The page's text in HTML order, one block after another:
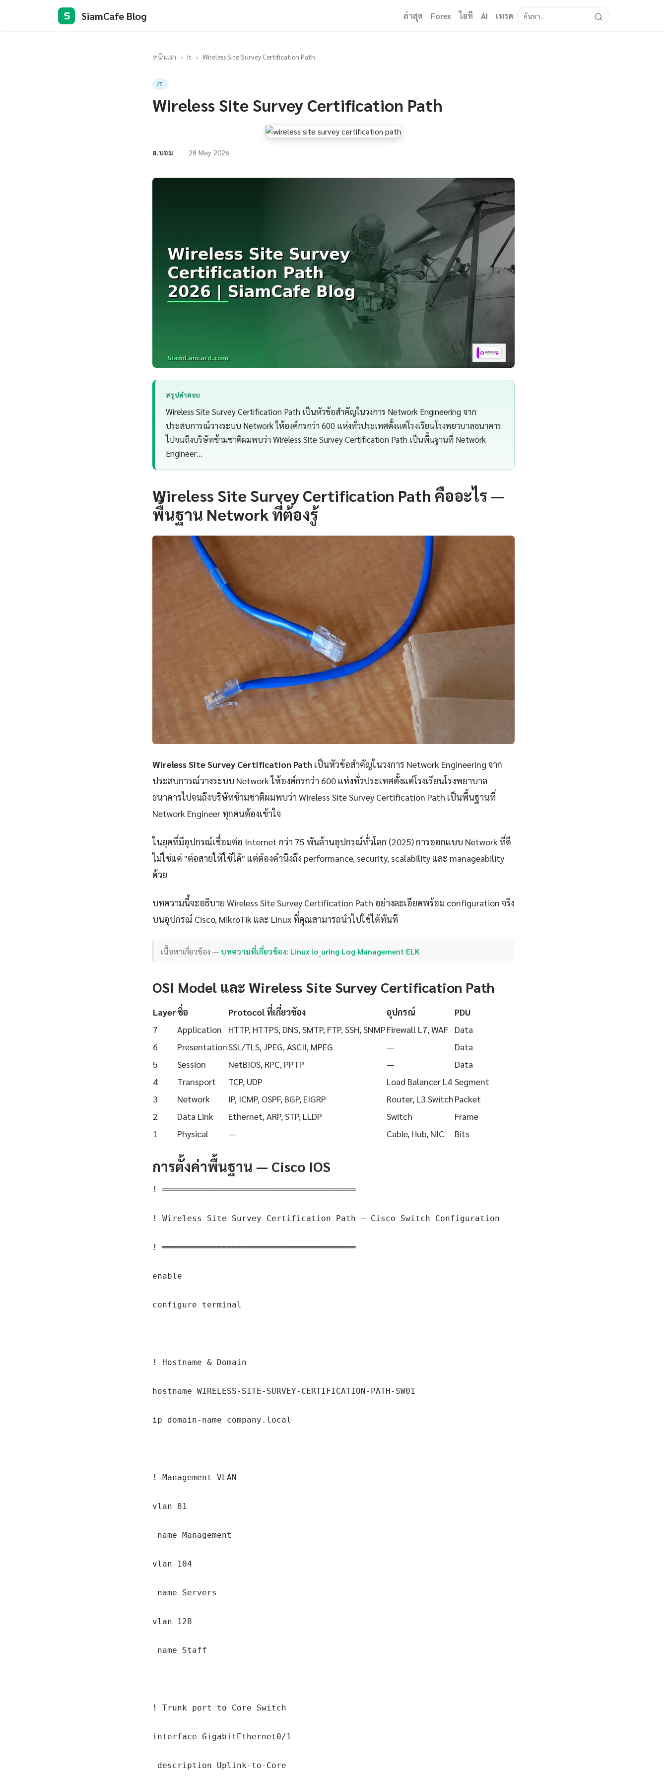
S SiamCafe Blog ล่าสุด Forex ไอที AI เทรด
หน้าแรก › it › Wireless Site Survey Certification Path
IT
Wireless Site Survey Certification Path
อ.บอม 28 May 2026
สรุปคำตอบ
Wireless Site Survey Certification Path เป็นหัวข้อสำคัญในวงการ Network Engineering จาก
ประสบการณ์วางระบบ Network ให้องค์กรกว่า 600 แห่งทั่วประเทศตั้งแต่โรงเรียนโรงพยาบาลธนาคาร
ไปจนถึงบริษัทข้ามชาติผมพบว่า Wireless Site Survey Certification Path เป็นพื้นฐานที่ Network
Engineer…
Wireless Site Survey Certification Path คืออะไร —
พื้นฐาน Network ที่ต้องรู้
Wireless Site Survey Certification Path เป็นหัวข้อสำคัญในวงการ Network Engineering จาก
ประสบการณ์วางระบบ Network ให้องค์กรกว่า 600 แห่งทั่วประเทศตั้งแต่โรงเรียนโรงพยาบาล
ธนาคารไปจนถึงบริษัทข้ามชาติผมพบว่า Wireless Site Survey Certification Path เป็นพื้นฐานที่
Network Engineer ทุกคนต้องเข้าใจ
ในยุคที่มีอุปกรณ์เชื่อมต่อ Internet กว่า 75 พันล้านอุปกรณ์ทั่วโลก (2025) การออกแบบ Network ที่ดี
ไม่ใช่แค่ "ต่อสายให้ใช้ได้" แต่ต้องคำนึงถึง performance, security, scalability และ manageability
ด้วย
บทความนี้จะอธิบาย Wireless Site Survey Certification Path อย่างละเอียดพร้อม configuration จริง
บนอุปกรณ์ Cisco, MikroTik และ Linux ที่คุณสามารถนำไปใช้ได้ทันที
เนื้อหาเกี่ยวข้อง — บทความที่เกี่ยวข้อง: Linux io_uring Log Management ELK
OSI Model และ Wireless Site Survey Certification Path
Layerชื่อ Protocol ที่เกี่ยวข้อง อุปกรณ์
PDU
7
Application HTTP, HTTPS, DNS, SMTP, FTP, SSH, SNMPFirewall L7, WAF
Data
6
PresentationSSL/TLS, JPEG, ASCII, MPEG —
Data
5
Session NetBIOS, RPC, PPTP —
Data
4
Transport TCP, UDP Load Balancer L4 Segment
3
Network IP, ICMP, OSPF, BGP, EIGRP Router, L3 SwitchPacket
2
Data Link Ethernet, ARP, STP, LLDP Switch
Frame
1
Physical — Cable, Hub, NIC Bits
การตั้งค่าพื้นฐาน — Cisco IOS
! ═══════════════════════════════════════
! Wireless Site Survey Certification Path — Cisco Switch Configuration
! ═══════════════════════════════════════
enable
configure terminal
! Hostname & Domain
hostname WIRELESS-SITE-SURVEY-CERTIFICATION-PATH-SW01
ip domain-name company.local
! Management VLAN
vlan 81
name Management
vlan 104
name Servers
vlan 128
name Staff
! Trunk port to Core Switch
interface GigabitEthernet0/1
description Uplink-to-Core